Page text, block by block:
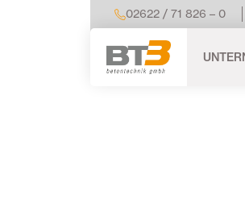
02622 / 71 826 – 0